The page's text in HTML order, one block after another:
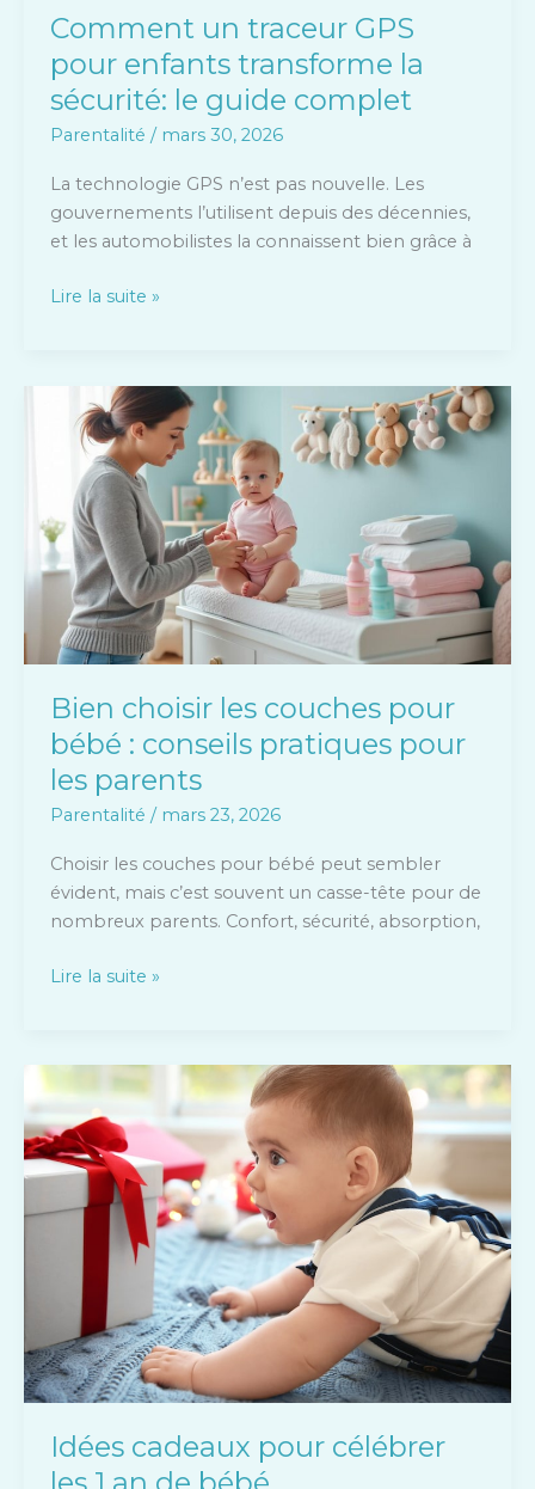
Comment un traceur GPS
pour enfants transforme la
sécurité: le guide complet
Parentalité / mars 30, 2026
La technologie GPS n’est pas nouvelle. Les
gouvernements l’utilisent depuis des décennies,
et les automobilistes la connaissent bien grâce à
Lire la suite »
Bien choisir les couches pour
bébé : conseils pratiques pour
les parents
Parentalité / mars 23, 2026
Choisir les couches pour bébé peut sembler
évident, mais c’est souvent un casse-tête pour de
nombreux parents. Confort, sécurité, absorption,
choisir
couches
pour
bébé
:
conseils
pratiques
pour
parents
Lire la suite »
Idées cadeaux pour célébrer
les 1 an de bébé
pour
célébrer
bébé